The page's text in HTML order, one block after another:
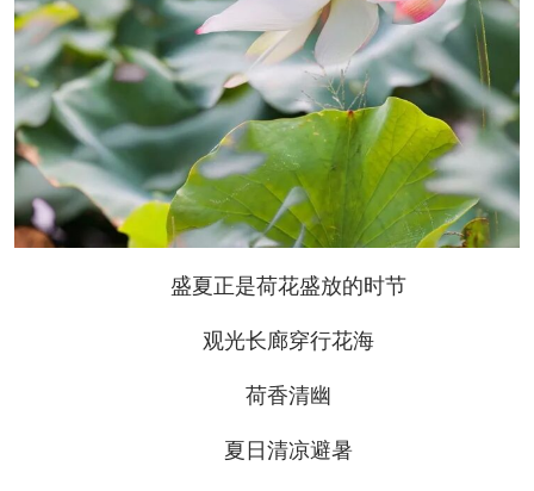
盛夏正是荷花盛放的时节
观光长廊穿行花海
荷香清幽
夏日清凉避暑